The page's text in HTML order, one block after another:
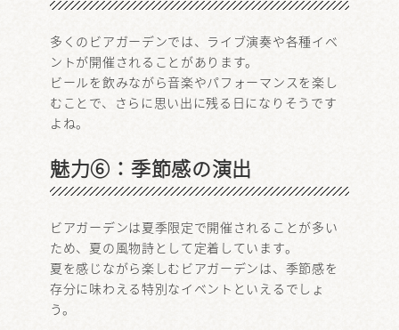
多くのビアガーデンでは、ライブ演奏や各種イベ
ントが開催されることがあります。
ビールを飲みながら音楽やパフォーマンスを楽し
むことで、さらに思い出に残る日になりそうです
よね。
魅力⑥：季節感の演出
ビアガーデンは夏季限定で開催されることが多い
ため、夏の風物詩として定着しています。
夏を感じながら楽しむビアガーデンは、季節感を
存分に味わえる特別なイベントといえるでしょ
う。